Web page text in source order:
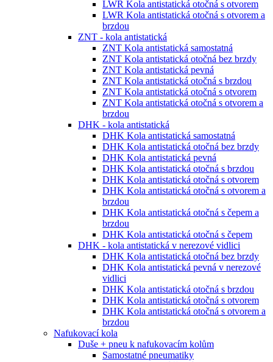
LWR Kola antistatická otočná s otvorem
LWR Kola antistatická otočná s otvorem a
brzdou
ZNT - kola antistatická
ZNT Kola antistatická samostatná
ZNT Kola antistatická otočná bez brzdy
ZNT Kola antistatická pevná
ZNT Kola antistatická otočná s brzdou
ZNT Kola antistatická otočná s otvorem
ZNT Kola antistatická otočná s otvorem a
brzdou
DHK - kola antistatická
DHK Kola antistatická samostatná
DHK Kola antistatická otočná bez brzdy
DHK Kola antistatická pevná
DHK Kola antistatická otočná s brzdou
DHK Kola antistatická otočná s otvorem
DHK Kola antistatická otočná s otvorem a
brzdou
DHK Kola antistatická otočná s čepem a
brzdou
DHK Kola antistatická otočná s čepem
DHK - kola antistatická v nerezové vidlici
DHK Kola antistatická otočná bez brzdy
DHK Kola antistatická pevná v nerezové
vidlici
DHK Kola antistatická otočná s brzdou
DHK Kola antistatická otočná s otvorem
DHK Kola antistatická otočná s otvorem a
brzdou
Nafukovací kola
Duše + pneu k nafukovacím kolům
Samostatné pneumatiky